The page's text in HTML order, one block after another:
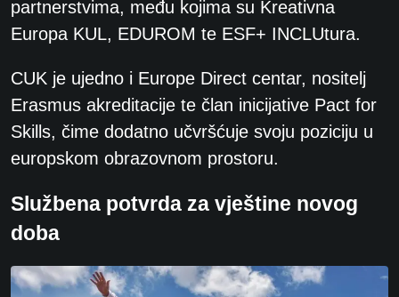
partnerstvima, među kojima su Kreativna
Europa KUL, EDUROM te ESF+ INCLUtura.
CUK je ujedno i Europe Direct centar, nositelj
Erasmus akreditacije te član inicijative Pact for
Skills, čime dodatno učvršćuje svoju poziciju u
europskom obrazovnom prostoru.
Službena potvrda za vještine novog
doba